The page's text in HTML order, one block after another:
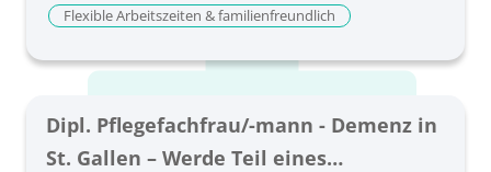
Flexible Arbeitszeiten & familienfreundlich
Dipl. Pflegefachfrau/-mann - Demenz in
St. Gallen – Werde Teil eines